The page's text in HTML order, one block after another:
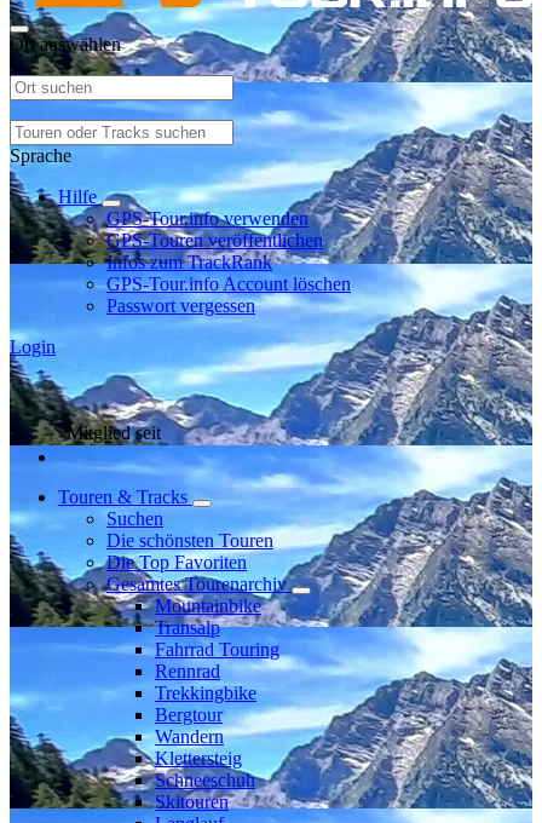
Ort auswählen
Sprache
Hilfe
GPS-Tour.info verwenden
GPS-Touren veröffentlichen
Infos zum TrackRank
GPS-Tour.info Account löschen
Passwort vergessen
Login
Mitglied seit
Touren & Tracks
Suchen
Die schönsten Touren
Die Top Favoriten
Gesamtes Tourenarchiv
Mountainbike
Transalp
Fahrrad Touring
Rennrad
Trekkingbike
Bergtour
Wandern
Klettersteig
Schneeschuh
Skitouren